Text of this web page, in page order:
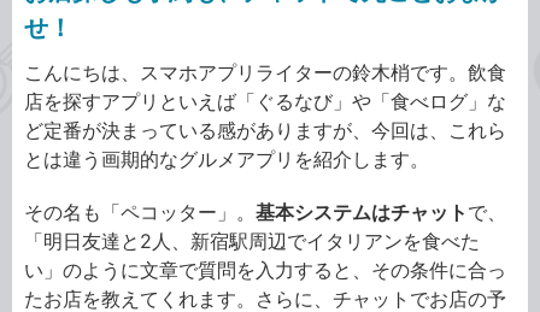
せ！
こんにちは、スマホアプリライターの鈴木梢です。飲食
店を探すアプリといえば「ぐるなび」や「食べログ」な
ど定番が決まっている感がありますが、今回は、これら
とは違う画期的なグルメアプリを紹介します。
その名も「ペコッター」。 基本システムはチャット で、
「明日友達と2人、新宿駅周辺でイタリアンを食べた
い」のように文章で質問を入力すると、その条件に合っ
たお店を教えてくれます。さらに、チャットでお店の予